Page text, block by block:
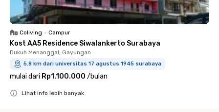
Coliving • Campur
Kost AA5 Residence Siwalankerto Surabaya
Dukuh Menanggal, Gayungan
5.8 km dari universitas 17 agustus 1945 surabaya
mulai dari Rp1.100.000 /bulan
Lihat info lebih banyak